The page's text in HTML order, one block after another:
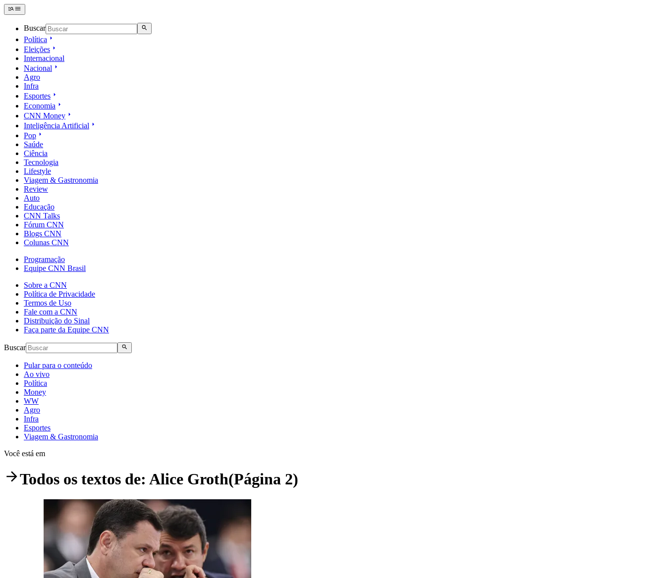
Buscar
Política
Eleições
Internacional
Nacional
Agro
Infra
Esportes
Economia
CNN Money
Inteligência Artificial
Pop
Saúde
Ciência
Tecnologia
Lifestyle
Viagem & Gastronomia
Review
Auto
Educação
CNN Talks
Fórum CNN
Blogs CNN
Colunas CNN
Programação
Equipe CNN Brasil
Sobre a CNN
Política de Privacidade
Termos de Uso
Fale com a CNN
Distribuição do Sinal
Faça parte da Equipe CNN
Buscar
Pular para o conteúdo
Ao vivo
Política
Money
WW
Agro
Infra
Esportes
Viagem & Gastronomia
Você está em
Todos os textos de: Alice Groth(Página 2)